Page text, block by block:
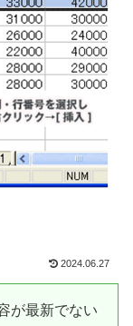
2024.06.27
が最新でない